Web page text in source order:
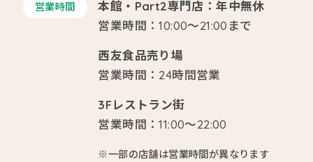
営業時間
本館・Part2専門店：年中無休
営業時間：10:00～21:00まで
西友食品売り場
営業時間：24時間営業
3Fレストラン街
営業時間：11:00～22:00
※一部の店舗は営業時間が異なります